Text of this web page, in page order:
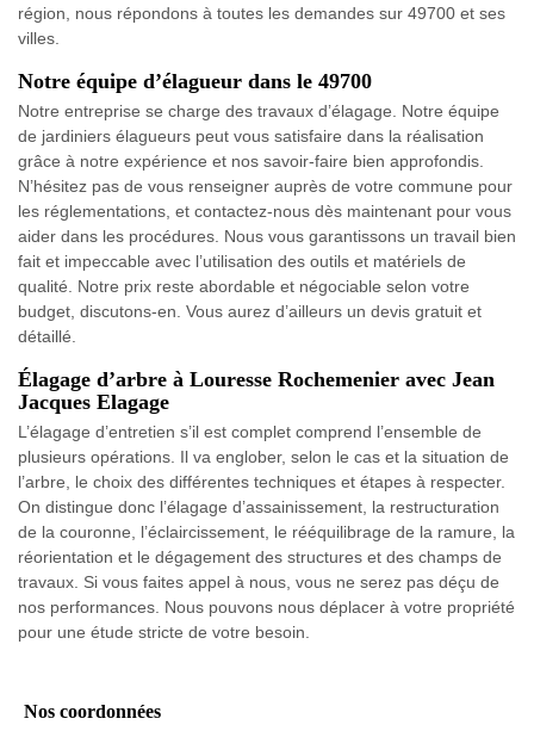
région, nous répondons à toutes les demandes sur 49700 et ses
villes.
Notre équipe d’élagueur dans le 49700
Notre entreprise se charge des travaux d’élagage. Notre équipe
de jardiniers élagueurs peut vous satisfaire dans la réalisation
grâce à notre expérience et nos savoir-faire bien approfondis.
N’hésitez pas de vous renseigner auprès de votre commune pour
les réglementations, et contactez-nous dès maintenant pour vous
aider dans les procédures. Nous vous garantissons un travail bien
fait et impeccable avec l’utilisation des outils et matériels de
qualité. Notre prix reste abordable et négociable selon votre
budget, discutons-en. Vous aurez d’ailleurs un devis gratuit et
détaillé.
Élagage d’arbre à Louresse Rochemenier avec Jean
Jacques Elagage
L’élagage d’entretien s’il est complet comprend l’ensemble de
plusieurs opérations. Il va englober, selon le cas et la situation de
l’arbre, le choix des différentes techniques et étapes à respecter.
On distingue donc l’élagage d’assainissement, la restructuration
de la couronne, l’éclaircissement, le rééquilibrage de la ramure, la
réorientation et le dégagement des structures et des champs de
travaux. Si vous faites appel à nous, vous ne serez pas déçu de
nos performances. Nous pouvons nous déplacer à votre propriété
pour une étude stricte de votre besoin.
Nos coordonnées